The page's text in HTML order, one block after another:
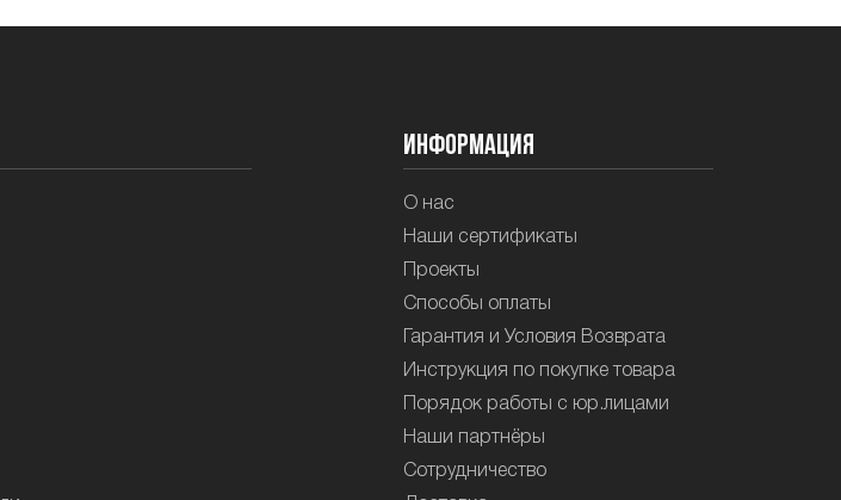
Информация
О нас
Наши сертификаты
Проекты
Способы оплаты
Гарантия и Условия Возврата
Инструкция по покупке товара
Порядок работы с юр.лицами
Наши партнёры
Сотрудничество